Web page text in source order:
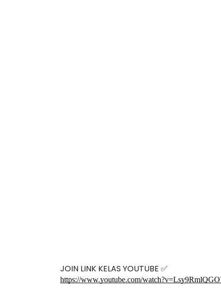
JOIN LINK KELAS YOUTUBE ✅
https://www.youtube.com/